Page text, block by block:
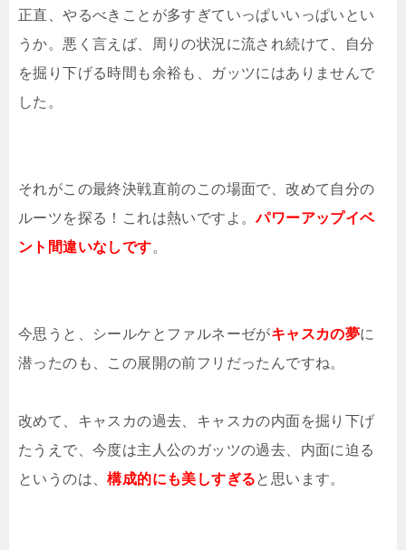
正直、やるべきことが多すぎていっぱいいっぱいとい
うか。悪く言えば、周りの状況に流され続けて、自分
を掘り下げる時間も余裕も、ガッツにはありませんで
した。
それがこの最終決戦直前のこの場面で、改めて自分の
ルーツを探る！これは熱いですよ。パワーアップイベ
ント間違いなしです。
今思うと、シールケとファルネーゼがキャスカの夢に
潜ったのも、この展開の前フリだったんですね。
改めて、キャスカの過去、キャスカの内面を掘り下げ
たうえで、今度は主人公のガッツの過去、内面に迫る
というのは、構成的にも美しすぎると思います。